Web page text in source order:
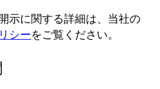
示に関する詳細は、当社の
シーをご覧ください。